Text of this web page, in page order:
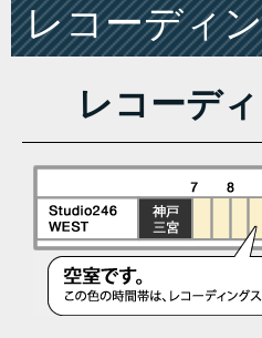
レコーディ
レコーデ